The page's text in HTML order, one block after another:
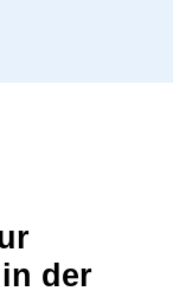
der